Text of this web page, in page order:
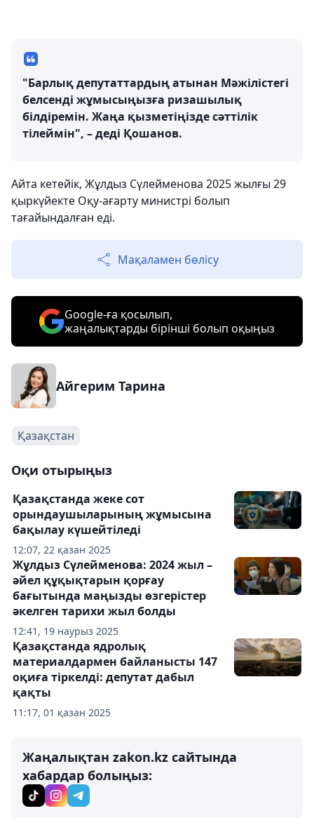
"Барлық депутаттардың атынан Мәжілістегі
белсенді жұмысыңызға ризашылық
білдіремін. Жаңа қызметіңізде сәттілік
тілеймін", – деді Қошанов.
Айта кетейік, Жұлдыз Сүлейменова 2025 жылғы 29
қыркүйекте Оқу-ағарту министрі болып
тағайындалған еді.
Мақаламен бөлісу
Google-ға қосылып,
жаңалықтарды бірінші болып оқыңыз
Айгерим Тарина
Қазақстан
Оқи отырыңыз
12:07, 22 қазан 2025
Қазақстанда жеке сот
орындаушыларының жұмысына
бақылау күшейтіледі
12:41, 19 наурыз 2025
Жұлдыз Сүлейменова: 2024 жыл –
әйел құқықтарын қорғау
бағытында маңызды өзгерістер
әкелген тарихи жыл болды
11:17, 01 қазан 2025
Қазақстанда ядролық
материалдармен байланысты 147
оқиға тіркелді: депутат дабыл
қақты
Жаңалықтан zakon.kz сайтында
хабардар болыңыз: